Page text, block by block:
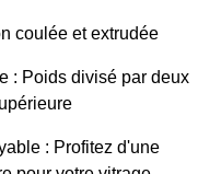
coulée et extrudée
: Poids divisé par deux
: Profitez d'une